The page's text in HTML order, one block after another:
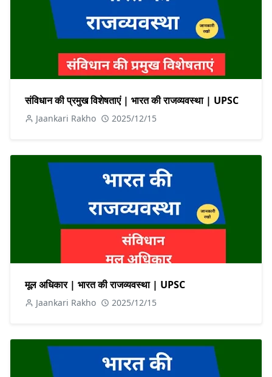
संविधान की प्रमुख विशेषताएं | भारत की राजव्यवस्था | UPSC
Jaankari Rakho 2025/12/15
मूल अधिकार | भारत की राजव्यवस्था | UPSC
Jaankari Rakho 2025/12/15